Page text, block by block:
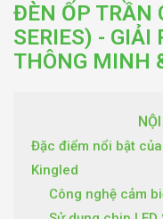
ĐÈN ỐP TRẦN
SERIES) - GIẢI
THÔNG MINH
Đặc điểm nổi bật
Kingled
Công nghệ cảm